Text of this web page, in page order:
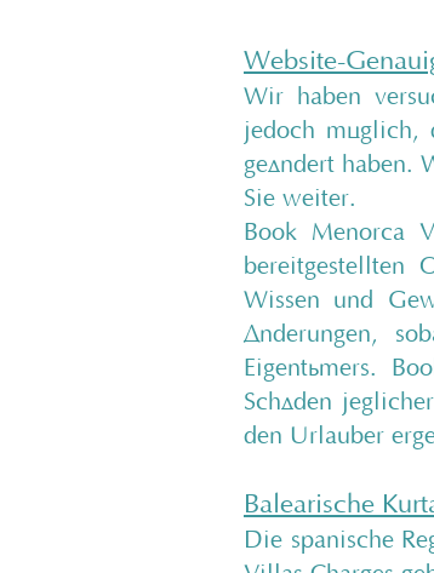
Website-
Wir haben
jedoch möglich,
geändert haben.
Sie weiter.
Book Menorca
bereitgestellten
Wissen und
Änderungen,
Eigentümers.
Schäden
den Urlauber
Balearische
Die spanische